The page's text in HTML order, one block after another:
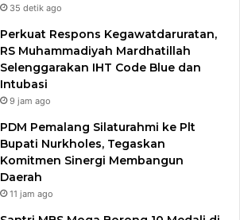
35 detik ago
Perkuat Respons Kegawatdaruratan,
RS Muhammadiyah Mardhatillah
Selenggarakan IHT Code Blue dan
Intubasi
9 jam ago
PDM Pemalang Silaturahmi ke Plt
Bupati Nurkholes, Tegaskan
Komitmen Sinergi Membangun
Daerah
11 jam ago